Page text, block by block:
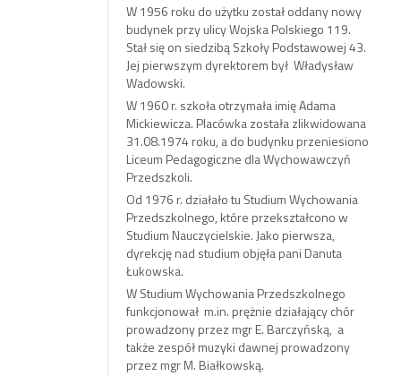
W 1956 roku do użytku został oddany nowy
budynek przy ulicy Wojska Polskiego 119.
Stał się on siedzibą Szkoły Podstawowej 43.
Jej pierwszym dyrektorem był Władysław
Wadowski.
W 1960 r. szkoła otrzymała imię Adama
Mickiewicza. Placówka została zlikwidowana
31.08.1974 roku, a do budynku przeniesiono
Liceum Pedagogiczne dla Wychowawczyń
Przedszkoli.
Od 1976 r. działało tu Studium Wychowania
Przedszkolnego, które przekształcono w
Studium Nauczycielskie. Jako pierwsza,
dyrekcję nad studium objęła pani Danuta
Łukowska.
W Studium Wychowania Przedszkolnego
funkcjonował m.in. prężnie działający chór
prowadzony przez mgr E. Barczyńską, a
także zespół muzyki dawnej prowadzony
przez mgr M. Białkowską.